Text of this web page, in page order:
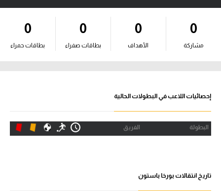
آراء حرة
ركن الألعاب
الدوري المصري
الدوري الإنجليزي الممتاز
الدوري الإيطالي
0
مشاركة
0
الأهداف
0
بطاقات صفراء
0
بطاقات حمراء
إحصائيات اللاعب في البطولات الحالية
البطولة الفريق
تاريخ انتقالات بورخا باستون